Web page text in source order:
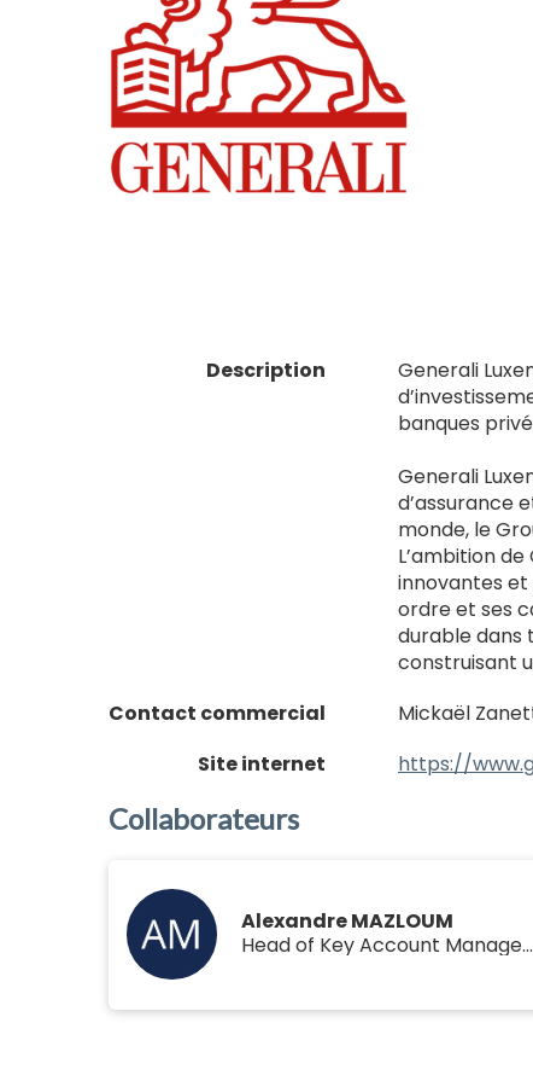
Description
Generali
banques
Generali
d’assurance
monde, le
L’ambition
innovantes et
ordre et ses
durable dans
construisant
Contact commercial
Mickaël
Site internet
https://
Collaborateurs
Alexandre MAZLOUM
Head of Key Account Management